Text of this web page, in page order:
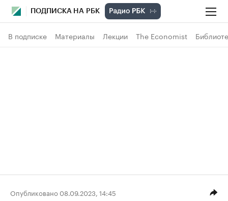
ПОДПИСКА НА РБК
В подписке Материалы Лекции The Economist
Опубликовано 08.09.2023, 14:45